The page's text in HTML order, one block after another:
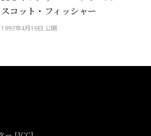
スコット・フィッシャー
1997年4月19日 公開